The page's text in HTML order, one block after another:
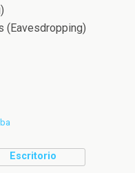
(Eavesdropping)
Escritorio